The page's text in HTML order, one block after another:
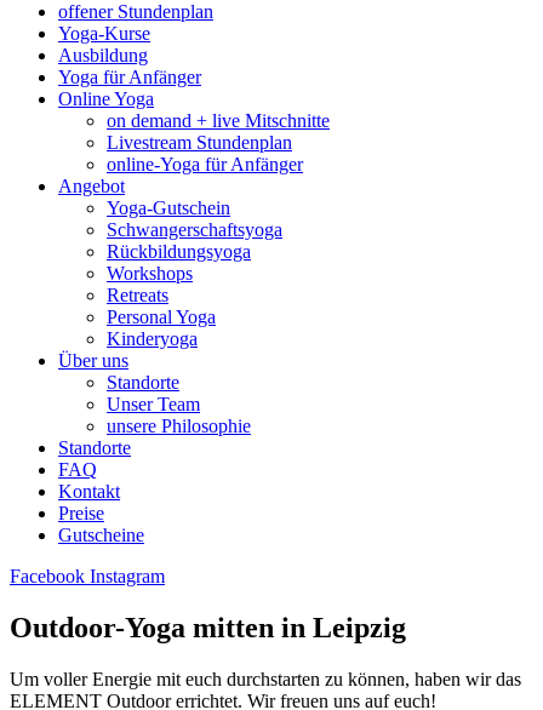
offener Stundenplan
Yoga-Kurse
Ausbildung
Yoga für Anfänger
Online Yoga
on demand + live Mitschnitte
Livestream Stundenplan
online-Yoga für Anfänger
Angebot
Yoga-Gutschein
Schwangerschaftsyoga
Rückbildungsyoga
Workshops
Retreats
Personal Yoga
Kinderyoga
Über uns
Standorte
Unser Team
unsere Philosophie
Standorte
FAQ
Kontakt
Preise
Gutscheine
Facebook Instagram
Outdoor-Yoga mitten in Leipzig
Um voller Energie mit euch durchstarten zu können, haben wir das
ELEMENT Outdoor errichtet. Wir freuen uns auf euch!